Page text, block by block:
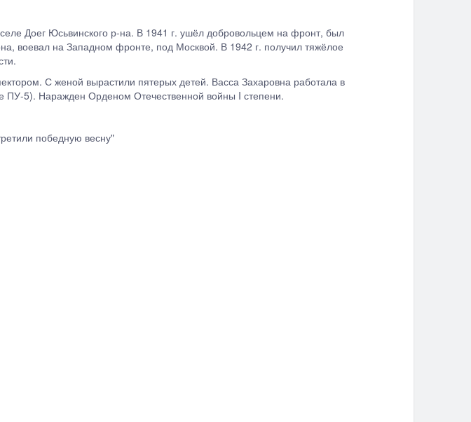
Доег Юсьвинского р-на. В 1941 г. ушёл добровольцем на фронт, был
воевал на Западном фронте, под Москвой. В 1942 г. получил тяжёлое
С женой вырастили пятерых детей. Васса Захаровна работала в
ПУ-5). Наражден Орденом Отечественной войны I степени.
победную весну"